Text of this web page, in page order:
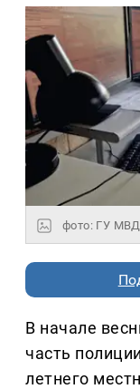
фото: ГУ
В начале
часть
летнего